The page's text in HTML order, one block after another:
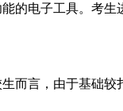
的电子工具。考生
言，由于基础较